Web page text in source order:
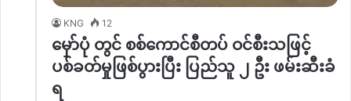
KNG 12
မှော်ပုံ တွင် စစ်ကောင်စီတပ် ဝင်စီးသဖြင့်
ပစ်ခတ်မှုဖြစ်ပွားပြီး ပြည်သူ ၂ ဦး ဖမ်းဆီးခံ
ရ